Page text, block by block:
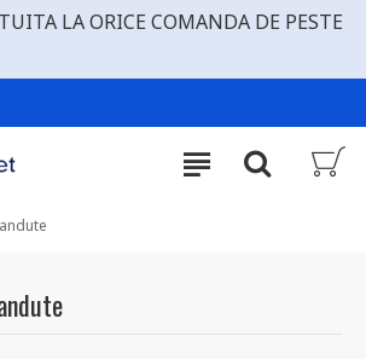
LA ORICE COMANDA DE PESTE